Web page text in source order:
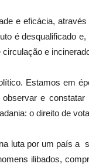
e eficácia,
é desqualificado
e
Estamos em
e
o direito de
luta por um país a
ilibados,